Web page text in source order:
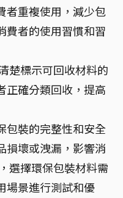
者重複使用，減少包
費者的使用習慣和習
楚標示可回收材料的
正確分類回收，提高
包裝的完整性和安全
損壞或洩漏，影響消
選擇環保包裝材料需
場景進行測試和優